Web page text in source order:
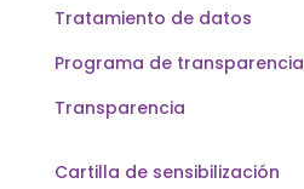
Tratamiento de datos
Programa de transparencia
Transparencia
Cartilla de sensibilización